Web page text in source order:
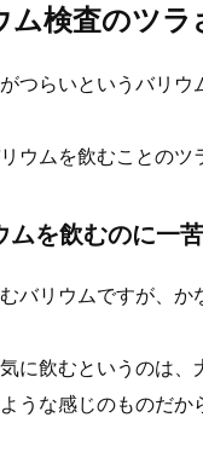
ム検査のツラ
つらいというバリウ
ウムを飲むことのツ
ムを飲むのに一
バリウムですが、か
に飲むというのは
うな感じのものだか